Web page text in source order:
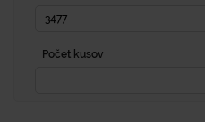
Počet kusov